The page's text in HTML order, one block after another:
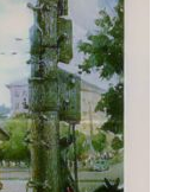
(
1
9
6
0
-